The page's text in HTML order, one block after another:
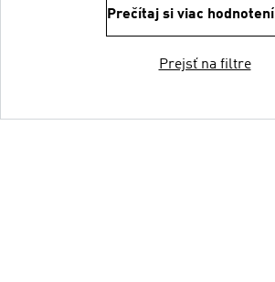
Prečítaj si viac hodnotení
Prejsť na filtre